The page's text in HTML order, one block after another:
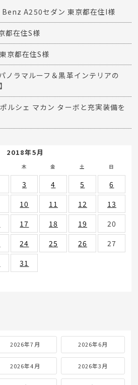
A250セダン 東京都在住I様
都在住S様
京都在住S様
ノラマルーフ＆黒革インテリアの
ルシェ マカン ターボと充実装備を
2018年5月
木 金 土 日
3 4 5
6
10 11 12
13
17 18 19
20
24 25 26
27
31
2026年7月 2026年6月
2026年4月 2026年3月